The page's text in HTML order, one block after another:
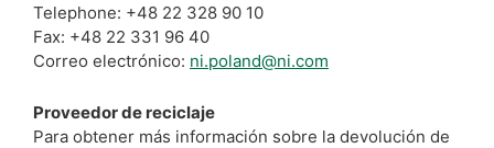
Telephone: +48 22 328 90 10
Fax: +48 22 331 96 40
Correo electrónico: ni.poland@ni.com
Proveedor de reciclaje
Para obtener más información sobre la devolución de